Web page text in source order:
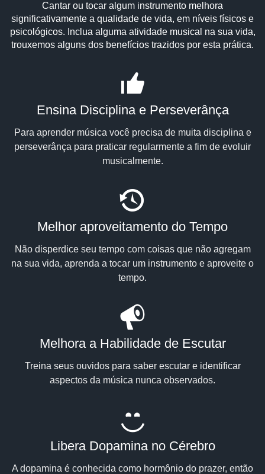
Cantar ou tocar algum instrumento melhora
significativamente a qualidade de vida, em níveis físicos e
psicológicos. Inclua alguma atividade musical na sua vida,
trouxemos alguns dos benefícios trazidos por esta prática.
Ensina Disciplina e Perseverânça
Para aprender música você precisa de muita disciplina e
perseverânça para praticar regularmente a fim de evoluir
musicalmente.
Melhor aproveitamento do Tempo
Não disperdice seu tempo com coisas que não agregam
na sua vida, aprenda a tocar um instrumento e aproveite o
tempo.
Melhora a Habilidade de Escutar
Treina seus ouvidos para saber escutar e identificar
aspectos da música nunca observados.
Libera Dopamina no Cérebro
A dopamina é conhecida como hormônio do prazer, então